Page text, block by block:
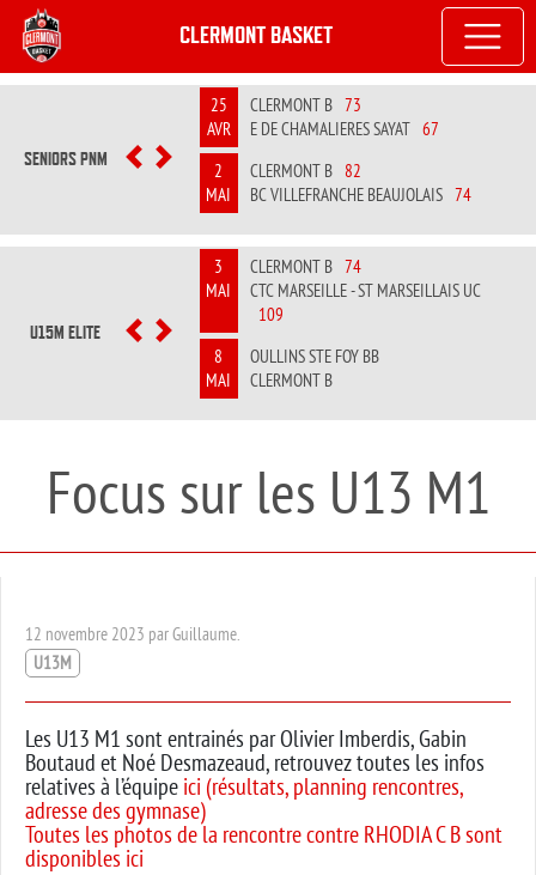
CLERMONT BASKET
SENIORS PNM PREVIOUS
NEXT
25
AVR
CLERMONT B 73
E DE CHAMALIERES SAYAT 67
2
MAI
CLERMONT B 82
BC VILLEFRANCHE BEAUJOLAIS 74
U15M ELITE PREVIOUS
NEXT
3
MAI
CLERMONT B 74
CTC MARSEILLE - ST MARSEILLAIS UC
109
8
MAI
OULLINS STE FOY BB
CLERMONT B
Focus sur les U13 M1
12 novembre 2023 par Guillaume.
U13M
Les U13 M1 sont entrainés par Olivier Imberdis, Gabin
Boutaud et Noé Desmazeaud, retrouvez toutes les infos
relatives à l’équipe ici (résultats, planning rencontres,
adresse des gymnase)
Toutes les photos de la rencontre contre RHODIA C B sont
disponibles ici